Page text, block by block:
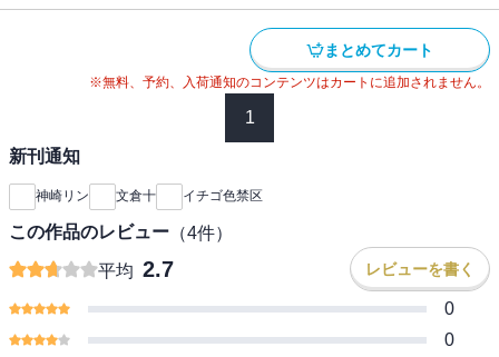
まとめてカート
※無料、予約、入荷通知のコンテンツはカートに追加されません。
1
新刊通知
神崎リン 文倉十 イチゴ色禁区
この作品のレビュー （4件）
平均 2.7 レビューを書く
0
0